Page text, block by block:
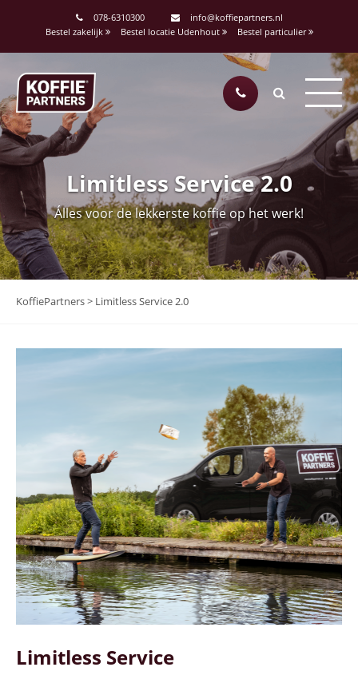
078-6310300
info@koffiepartners.nl
Bestel zakelijk
Bestel locatie Udenhout Bestel particulier
Limitless Service 2.0
Álles voor de lekkerste koffie op het werk!
KoffiePartners> Limitless Service 2.0
Limitless Service